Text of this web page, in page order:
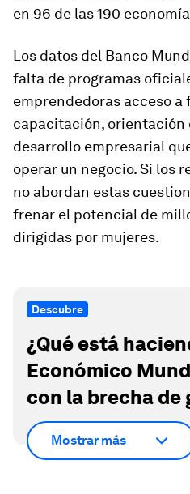
en 96 de las 190
Los datos del Banco
falta de programas
emprendedoras acceso
capacitación, orientación
desarrollo empresarial
operar un negocio. Si los
no abordan estas
frenar el potencial de
dirigidas por mujeres.
Descubre
¿Qué está
Económico
con la brecha de
Mostrar más